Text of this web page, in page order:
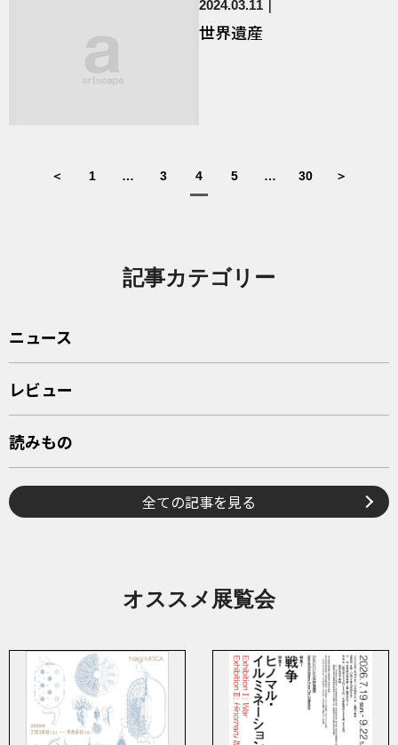
2024.03.11
世界遺産
＜ 1 … 3 4 5 … 30 ＞
記事カテゴリー
ニュース
レビュー
読みもの
全ての記事を見る
オススメ展覧会